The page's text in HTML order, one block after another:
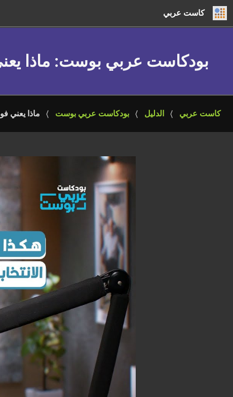
كاست عربي
بودكاست عربي بوست: ماذا
كاست عربي الدليل بودكاست عربي بوست ماذا يعني